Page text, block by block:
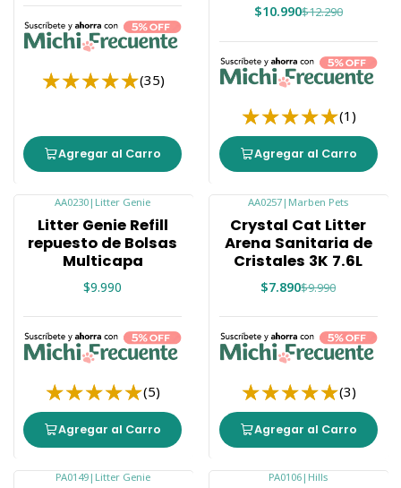
(35)
Agregar al Carro
$10.990$12.290
(1)
Agregar al Carro
AA0230 | Litter Genie
Litter Genie Refill
repuesto de Bolsas
Multicapa
$9.990
(5)
Agregar al Carro
AA0257 | Marben Pets
Crystal Cat Litter
Arena Sanitaria de
Cristales 3K 7.6L
$7.890$9.990
(3)
Agregar al Carro
PA0149| Litter Genie PA0106 | Hills